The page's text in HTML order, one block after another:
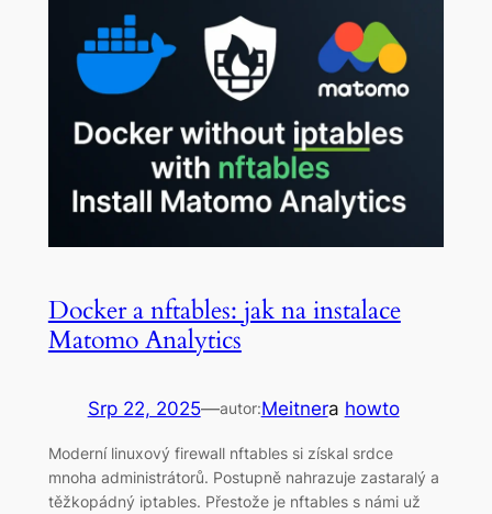
Docker a nftables: jak na instalace
Matomo Analytics
Srp 22, 2025—autor:Meitnera howto
Moderní linuxový firewall nftables si získal srdce
mnoha administrátorů. Postupně nahrazuje zastaralý a
těžkopádný iptables. Přestože je nftables s námi už